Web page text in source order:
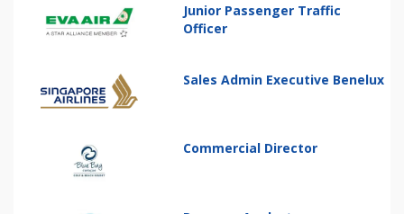
Junior Passenger Traffic
Officer
Sales Admin Executive Benelux
Commercial Director